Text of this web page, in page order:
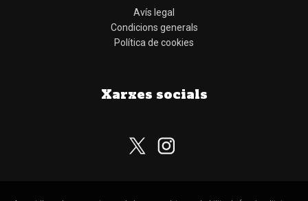
Avís legal
Condicions generals
Política de cookies
Xarxes socials